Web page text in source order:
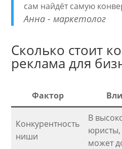
сам найдёт самую
Анна - маркетолог
Сколько стоит
реклама для
Фактор
Конкурентность
ниши
В
юристы,
может